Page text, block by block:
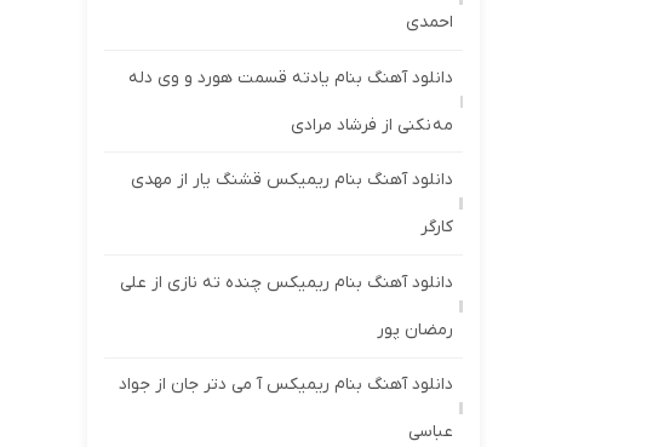
احمدی
دانلود آهنگ بنام یادته قسمت هورد و وی دله
مه نکنی از فرشاد مرادی
دانلود آهنگ بنام ریمیکس قشنگ یار از مهدی
کارگر
دانلود آهنگ بنام ریمیکس چنده ته نازی از علی
رمضان پور
دانلود آهنگ بنام ریمیکس آ می دتر جان از جواد
عباسی